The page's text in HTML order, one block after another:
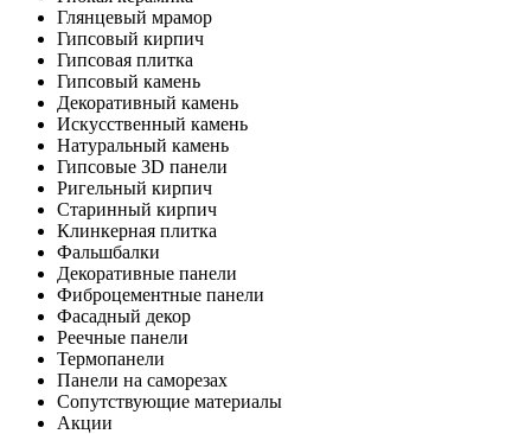
Глянцевый мрамор
Гипсовый кирпич
Гипсовая плитка
Гипсовый камень
Декоративный камень
Искусственный камень
Натуральный камень
Гипсовые 3D панели
Ригельный кирпич
Старинный кирпич
Клинкерная плитка
Фальшбалки
Декоративные панели
Фиброцементные панели
Фасадный декор
Реечные панели
Термопанели
Панели на саморезах
Сопутствующие материалы
Акции